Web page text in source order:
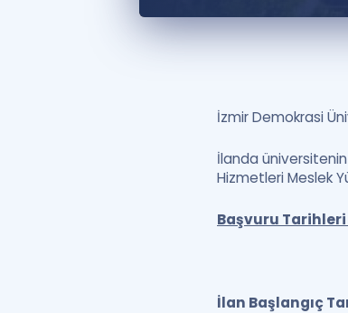
İzmir Demokrasi
İlanda üniversitenin
Hizmetleri Meslek
Başvuru Tarihleri
İlan Başlangıç